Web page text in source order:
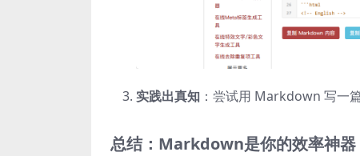
实践出真知 ：尝试用 Markdown 写一
总结：Markdown是你的效率神器